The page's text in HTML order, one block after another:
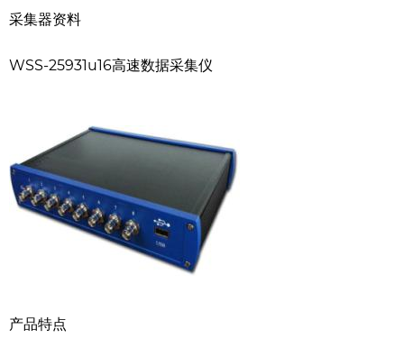
采集器资料
WSS-25931u16高速数据采集仪
产品特点